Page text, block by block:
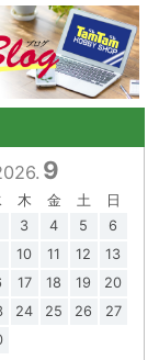
9
木 金 土
日
3 4 5
6
10 11 12
13
17 18 19
20
24 25 26
27